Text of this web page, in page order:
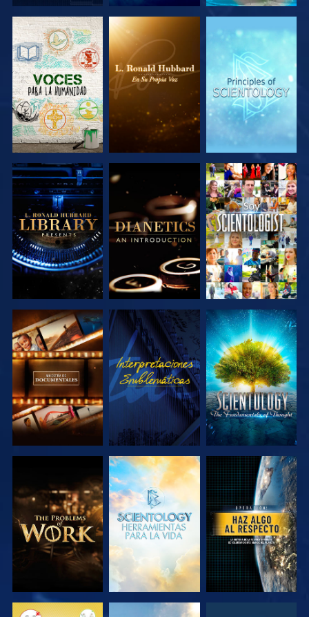
EXPLORA LAS
SERIES
EXPLORA LAS
SERIES
EXPLORA LAS
SERIES
EXPLORA LAS
SERIES
EXPLORA LAS
SERIES
VE
EXPLORA LAS
SERIES
VE
EXPLORA LAS
SERIES
EXPLORA LAS
SERIES
EXPLORA LAS
SERIES
VE